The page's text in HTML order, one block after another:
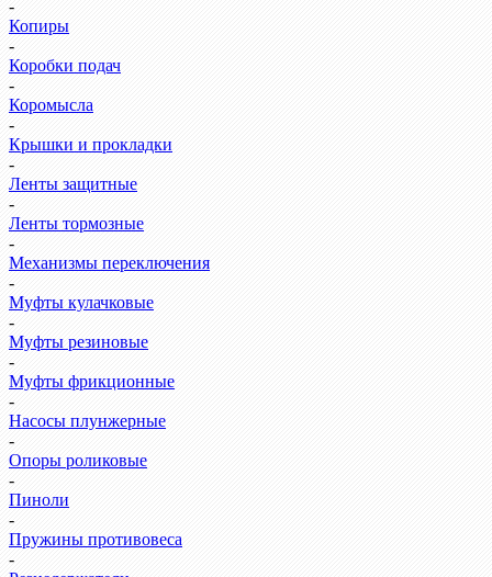
-
Копиры
-
Коробки подач
-
Коромысла
-
Крышки и прокладки
-
Ленты защитные
-
Ленты тормозные
-
Механизмы переключения
-
Муфты кулачковые
-
Муфты резиновые
-
Муфты фрикционные
-
Насосы плунжерные
-
Опоры роликовые
-
Пиноли
-
Пружины противовеса
-